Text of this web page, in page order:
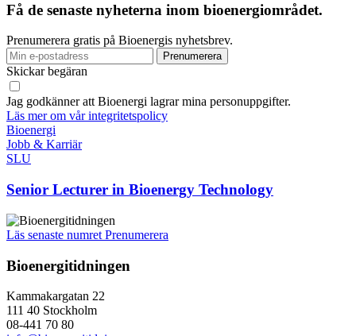
Få de senaste nyheterna inom bioenergiområdet.
Prenumerera gratis på Bioenergis nyhetsbrev.
Skickar begäran
Jag godkänner att Bioenergi lagrar mina personuppgifter.
Läs mer om vår integritetspolicy
Bioenergi
Jobb & Karriär
SLU
Senior Lecturer in Bioenergy Technology
Läs senaste numret Prenumerera
Bioenergitidningen
Kammakargatan 22
111 40 Stockholm
08-441 70 80